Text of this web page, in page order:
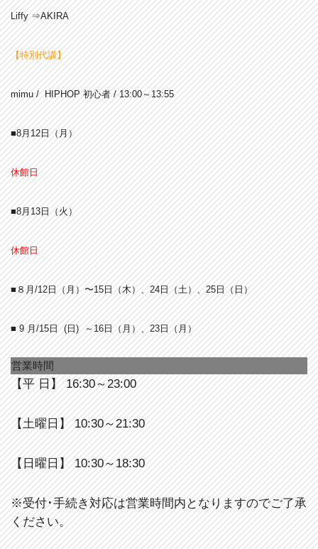
Liffy ⇒AKIRA
【特別代講】
mimu / HIPHOP 初心者 / 13:00～13:55
■8月12日（月）
休館日
■8月13日（火）
休館日
■８月/12日（月）〜15日（木）、24日（土）、25日（日）
■ 9 月/15日 (日) ～16日（月）、23日（月）
営業時間
【平 日】 16:30～23:00
【土曜日】 10:30～21:30
【日曜日】 10:30～18:30
※受付･手続き対応は営業時間内となりますのでご了承
ください。